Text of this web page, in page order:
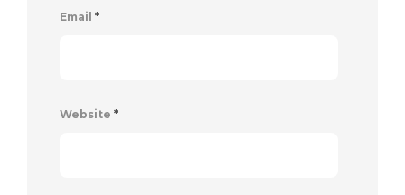
Email *
Website *